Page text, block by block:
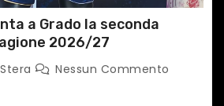
a Grado la seconda
2026/27
Stera Nessun Commento